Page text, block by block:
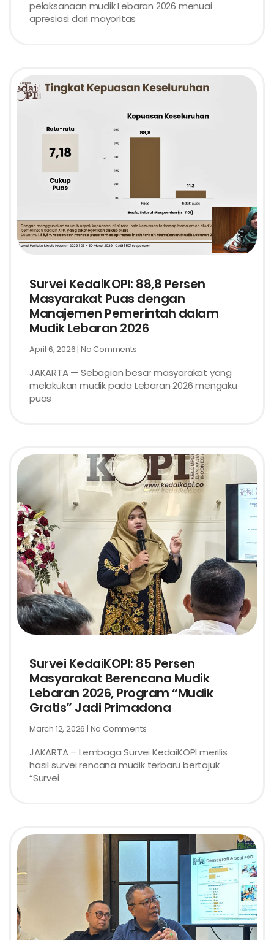
pelaksanaan mudik Lebaran 2026 menuai
apresiasi dari mayoritas
Survei KedaiKOPI: 88,8 Persen
Masyarakat Puas dengan
Manajemen Pemerintah dalam
Mudik Lebaran 2026
April 6, 2026 No Comments
JAKARTA — Sebagian besar masyarakat yang
melakukan mudik pada Lebaran 2026 mengaku
puas
Survei KedaiKOPI: 85 Persen
Masyarakat Berencana Mudik
Lebaran 2026, Program “Mudik
Gratis” Jadi Primadona
March 12, 2026 No Comments
JAKARTA – Lembaga Survei KedaiKOPI merilis
hasil survei rencana mudik terbaru bertajuk
“Survei